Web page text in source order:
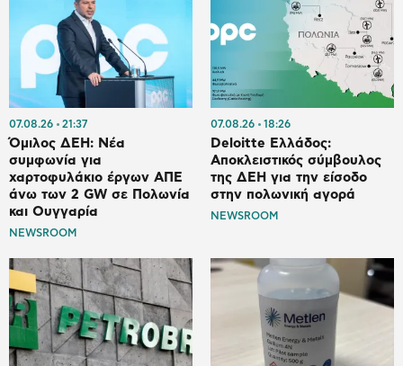
07.08.26 21:37
Όμιλος ΔΕΗ: Νέα
συμφωνία για
χαρτοφυλάκιο έργων ΑΠΕ
άνω των 2 GW σε Πολωνία
και Ουγγαρία
NEWSROOM
07.08.26 18:26
Deloitte Ελλάδος:
Αποκλειστικός σύμβουλος
της ΔΕΗ για την είσοδο
στην πολωνική αγορά
NEWSROOM